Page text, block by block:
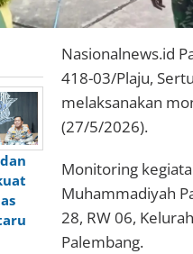
Nasionalnews.id
418-03/Plaju,
melaksanakan
(27/5/2026).
Monitoring
Muhammadiyah
28, RW 06,
Palembang.